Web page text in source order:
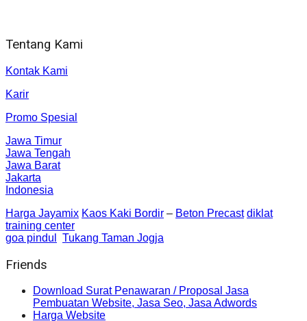
Tentang Kami
Kontak Kami
Karir
Promo Spesial
Jawa Timur
Jawa Tengah
Jawa Barat
Jakarta
Indonesia
Harga Jayamix Kaos Kaki Bordir – Beton Precast diklat
training center
goa pindul
Tukang Taman Jogja
Friends
Download Surat Penawaran / Proposal Jasa
Pembuatan Website, Jasa Seo, Jasa Adwords
Harga Website